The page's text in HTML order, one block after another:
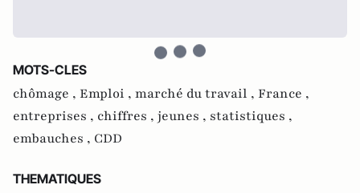
MOTS-CLES
chômage , Emploi , marché du travail , France ,
entreprises , chiffres , jeunes , statistiques ,
embauches , CDD
THEMATIQUES